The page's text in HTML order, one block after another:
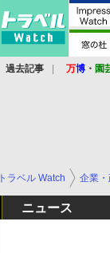
過去記事 万博 ・ 園
トラベル Watch 企業
ニュース